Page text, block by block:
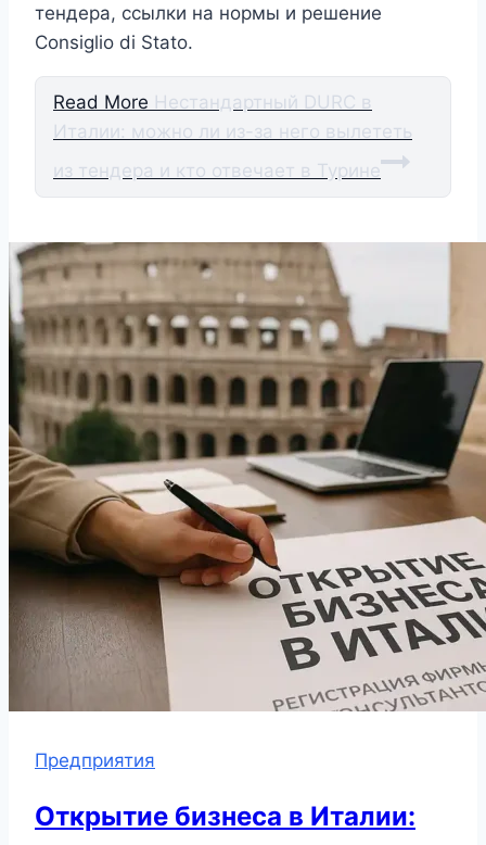
тендера, ссылки на нормы и решение
Consiglio di Stato.
Read More Нестандартный DURC в
Италии: можно ли из-за него вылететь
из тендера и кто отвечает в Турине
Предприятия
Открытие бизнеса в Италии: